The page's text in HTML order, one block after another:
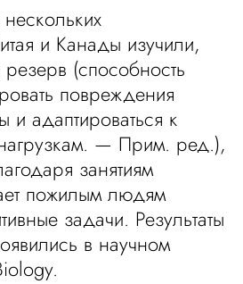
и Канады изучили,
резерв (способность
повреждения
и адаптироваться к
— Прим. ред.),
занятиям
пожилым людям
задачи. Результаты
в научном